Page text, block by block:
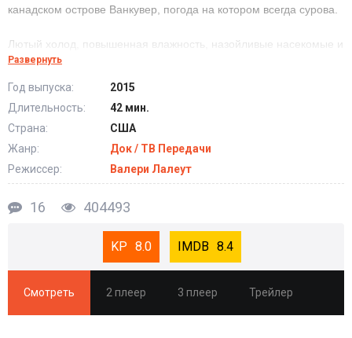
канадском острове Ванкувер, погода на котором всегда сурова.
Лютый холод, повышенная влажность, назойливые насекомые и
смертоносные хищники. Участники сего шоу непременно будут
History Channel. В изоляции смотреть все серии
онлайн
Развернуть
Год выпуска:
2015
Длительность:
42 мин.
Страна:
США
Жанр:
Док / ТВ Передачи
Режиссер:
Валери Лалеут
16 404493
8.0 8.4
Смотреть 2 плеер 3 плеер Трейлер